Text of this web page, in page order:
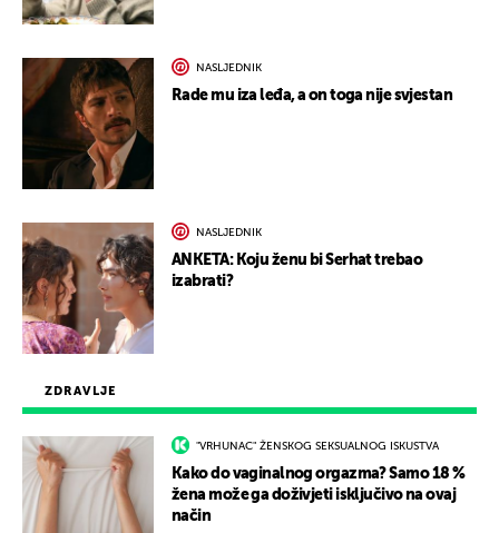
ZDRAVLJE
"VRHUNAC" ŽENSKOG SEKSUALNOG ISKUSTVA
Kako do vaginalnog orgazma? Samo 18 %
žena može ga doživjeti isključivo na ovaj
način
NASLJEDNIK
Rade mu iza leđa, a on toga nije svjestan
NASLJEDNIK
ANKETA: Koju ženu bi Serhat trebao
izabrati?